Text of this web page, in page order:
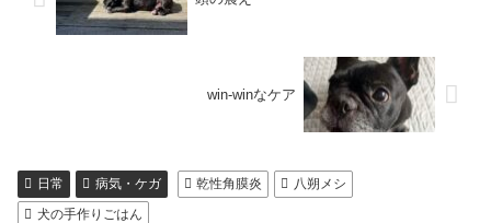
win-winなケア
日常 病気・ケガ 乾性角膜炎
八朔メシ
犬の手作りごはん